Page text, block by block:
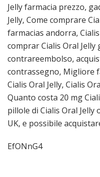
Jelly farmacia prezzo,
Jelly, Come comprare
farmacias andorra,
comprar Cialis Oral Jelly
contrareembolso,
contrassegno, Migliore
Cialis Oral Jelly, Cialis
Quanto costa 20 mg
pillole di Cialis Oral Jelly
UK, e possibile
EfONnG4